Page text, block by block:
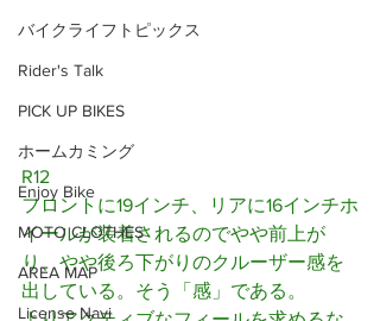
バイクライフトピックス
Rider's Talk
PICK UP BIKES
ホームカミング
Enjoy Bike
MOTO CLOTHES
AREA MAP
License Navi
R12
フロントに19インチ、リアに16インチホ
イールが装着されるのでやや前上が
り、やや後ろ下がりのクルーザー感を
出している。そう「感」である。